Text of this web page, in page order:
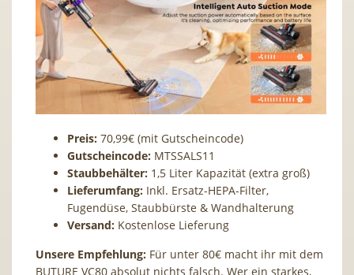
Preis: 70,99€ (mit Gutscheincode)
Gutscheincode: MTSSALS11
Staubbehälter: 1,5 Liter Kapazität (extra groß)
Lieferumfang: Inkl. Ersatz-HEPA-Filter,
Fugendüse, Staubbürste & Wandhalterung
Versand: Kostenlose Lieferung
Unsere Empfehlung: Für unter 80€ macht ihr mit dem
BUTURE VC80 absolut nichts falsch. Wer ein starkes,